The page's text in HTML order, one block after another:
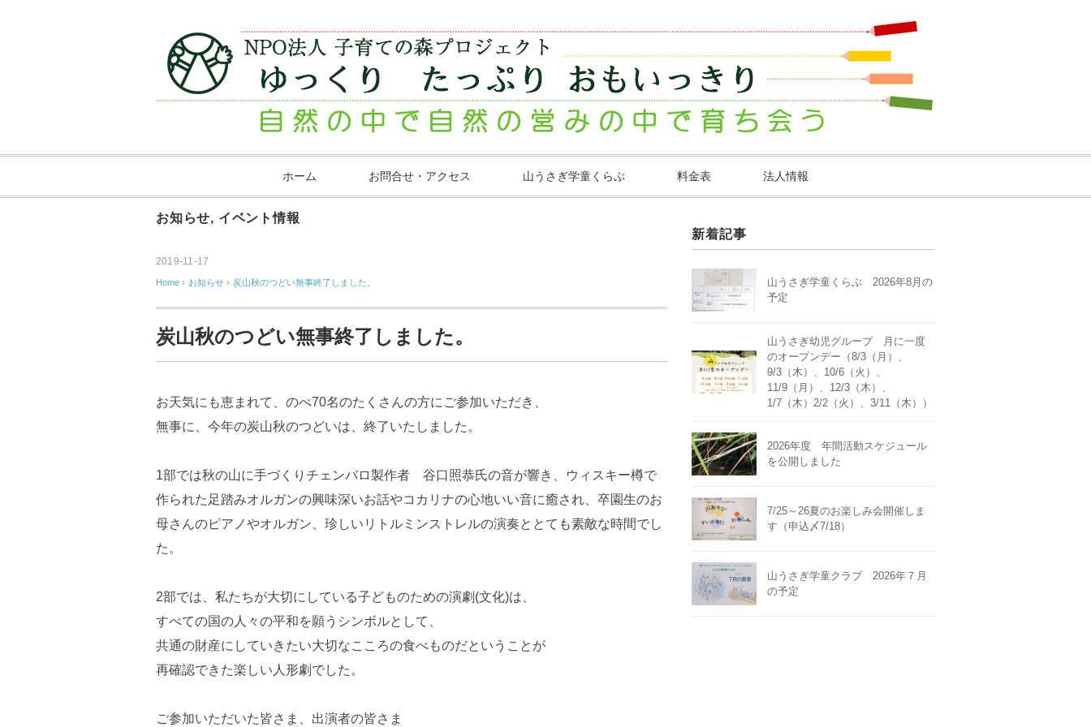
ホーム お問合せ・アクセス 山うさぎ学童くらぶ 料金表 法人情報
お知らせ, イベント情報
2019-11-17
Home › お知らせ › 炭山秋のつどい無事終了しました。
炭山秋のつどい無事終了しました。
お天気にも恵まれて、のべ70名のたくさんの方にご参加いただき、
無事に、今年の炭山秋のつどいは、終了いたしました。
1部では秋の山に手づくりチェンバロ製作者 谷口照恭氏の音が響き、ウィスキー樽で
作られた足踏みオルガンの興味深いお話やコカリナの心地いい音に癒され、卒園生のお
母さんのピアノやオルガン、珍しいリトルミンストレルの演奏ととても素敵な時間でし
た。
2部では、私たちが大切にしている子どものための演劇(文化)は、
すべての国の人々の平和を願うシンボルとして、
共通の財産にしていきたい大切なこころの食べものだということが
再確認できた楽しい人形劇でした。
ご参加いただいた皆さま、出演者の皆さま
新着記事
山うさぎ学童くらぶ 2026年8月の
予定
山うさぎ幼児グループ 月に一度
のオープンデー（8/3（月）、
9/3（木）、10/6（火）、
11/9（月）、12/3（木）、
1/7（木）2/2（火）、3/11（木））
2026年度 年間活動スケジュール
を公開しました
7/25～26夏のお楽しみ会開催しま
す（申込〆7/18）
山うさぎ学童クラブ 2026年７月
の予定